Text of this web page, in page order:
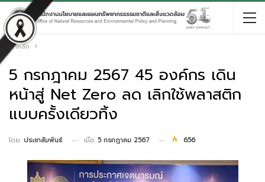
หน้าหลัก
5 กรกฎาคม 2567 45 องค์กร เดิน
หน้าสู่ Net Zero ลด เลิกใช้พลาสติก
แบบครั้งเดียวทิ้ง
โดย ประชาสัมพันธ์ เมื่อ 5 กรกฎาคม 2567 656